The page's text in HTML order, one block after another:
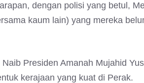
dengan polisi yang betul,
kaum lain) yang mereka
Presiden Amanah Mujahid
kerajaan yang kuat di Perak.